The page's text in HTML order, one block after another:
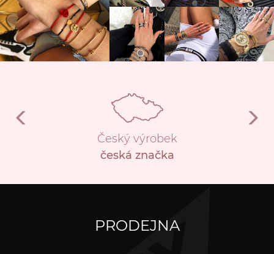
Český výrobek
česká značka
PRODEJNA